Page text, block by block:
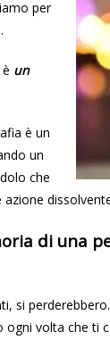
per
un
è un
un
che
di una
si
ogni volta che ti